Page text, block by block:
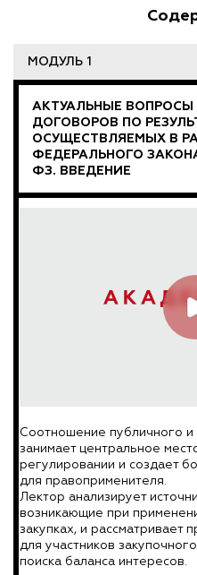
МОДУЛЬ 1
АКТУАЛЬНЫЕ
ДОГОВОРОВ ПО
ОСУЩЕСТВЛЯЕМЫХ В
ФЕДЕРАЛЬНОГО ЗАКОНА
ФЗ. ВВЕДЕНИЕ
Соотношение публичного и
занимает центральное
регулировании и создает
для правоприменителя.
Лектор анализирует
возникающие при
закупках, и рассматривает
для участников
поиска баланса интересов.